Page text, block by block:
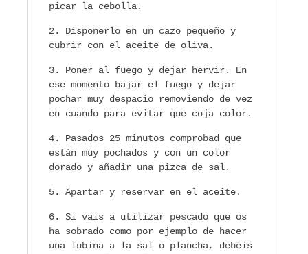
picar la cebolla.
Disponerlo en un cazo pequeño y
cubrir con el aceite de oliva.
Poner al fuego y dejar hervir. En
ese momento bajar el fuego y dejar
pochar muy despacio removiendo de vez
en cuando para evitar que coja color.
Pasados 25 minutos comprobad que
están muy pochados y con un color
dorado y añadir una pizca de sal.
Apartar y reservar en el aceite.
Si vais a utilizar pescado que os
ha sobrado como por ejemplo de hacer
una lubina a la sal o plancha, debéis